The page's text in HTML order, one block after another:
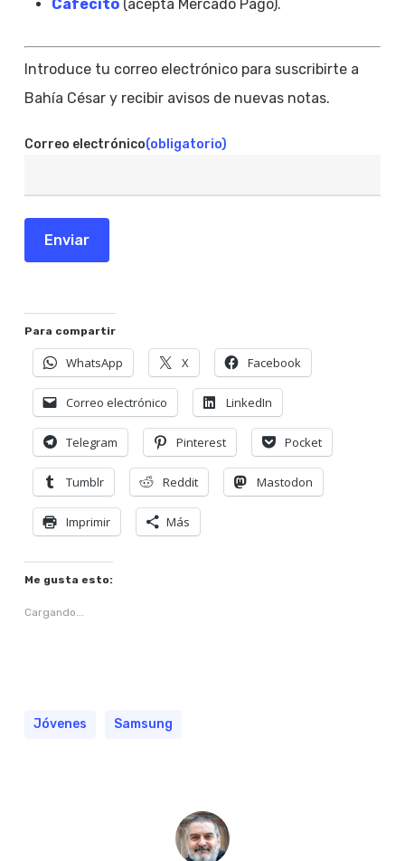
Cafecito(acepta Mercado Pago).
Introduce tu correo electrónico para suscribirte a
Bahía César y recibir avisos de nuevas notas.
Correo electrónico(obligatorio)
Enviar
Para compartir
WhatsApp X Facebook
Correo electrónico LinkedIn
Telegram Pinterest Pocket
Tumblr Reddit Mastodon
Imprimir Más
Me gusta esto:
Cargando...
Jóvenes Samsung